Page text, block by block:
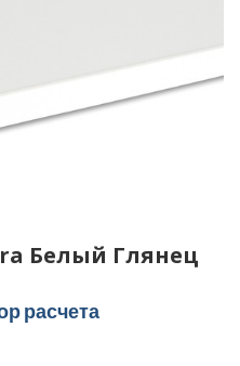
Белый Глянец
расчета